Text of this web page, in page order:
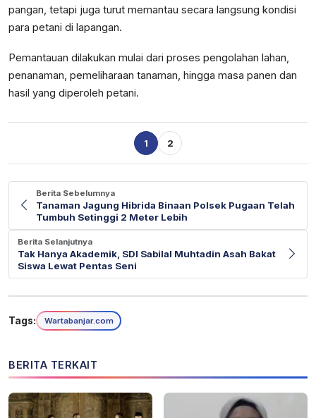
pangan, tetapi juga turut memantau secara langsung kondisi
para petani di lapangan.
Pemantauan dilakukan mulai dari proses pengolahan lahan,
penanaman, pemeliharaan tanaman, hingga masa panen dan
hasil yang diperoleh petani.
1 2
Berita Sebelumnya
Tanaman Jagung Hibrida Binaan Polsek Pugaan Telah
Tumbuh Setinggi 2 Meter Lebih
Berita Selanjutnya
Tak Hanya Akademik, SDI Sabilal Muhtadin Asah Bakat
Siswa Lewat Pentas Seni
Tags: Wartabanjar.com
BERITA TERKAIT